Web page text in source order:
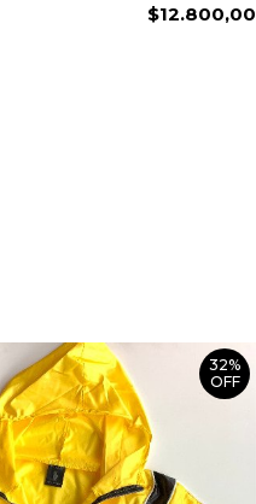
$12.800,00
32%
OFF